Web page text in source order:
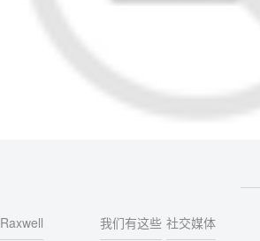
Raxwell 我们有这些 社交媒体